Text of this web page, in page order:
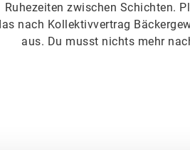
Ruhezeiten zwischen Schichten.
nach Kollektivvertrag
aus. Du musst nichts mehr